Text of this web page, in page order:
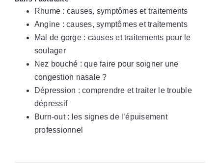
Rhume : causes, symptômes et traitements
Angine : causes, symptômes et traitements
Mal de gorge : causes et traitements pour le
soulager
Nez bouché : que faire pour soigner une
congestion nasale ?
Dépression : comprendre et traiter le trouble
dépressif
Burn-out : les signes de l’épuisement
professionnel